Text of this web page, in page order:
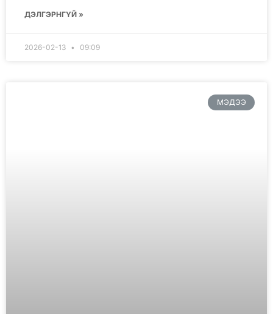
ДЭЛГЭРНГҮЙ »
2026-02-13 09:09
МЭДЭЭ